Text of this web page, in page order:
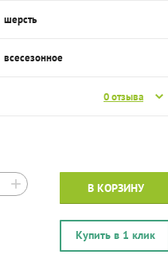
шерсть
всесезонное
0 отзыва
+
Купить в 1 клик
В КОРЗИНУ